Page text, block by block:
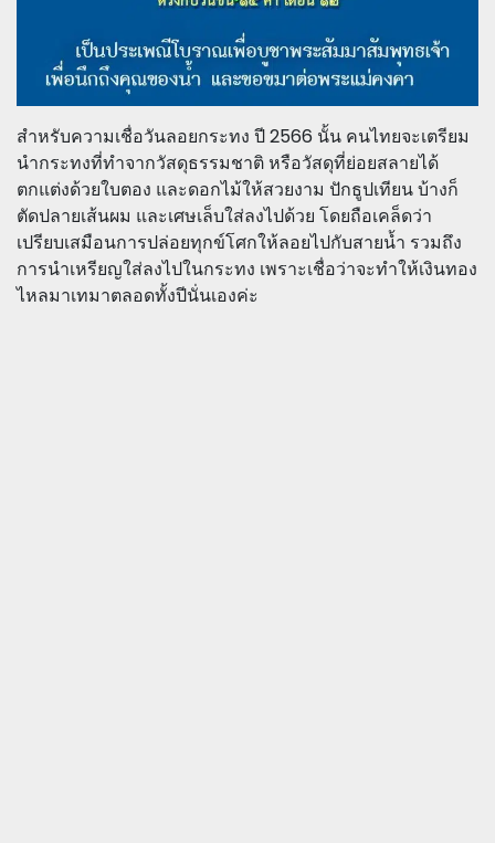
สำหรับความเชื่อวันลอยกระทง ปี 2566 นั้น คนไทยจะเตรียม
นำกระทงที่ทำจากวัสดุธรรมชาติ หรือวัสดุที่ย่อยสลายได้
ตกแต่งด้วยใบตอง และดอกไม้ให้สวยงาม ปักธูปเทียน บ้างก็
ตัดปลายเส้นผม และเศษเล็บใส่ลงไปด้วย โดยถือเคล็ดว่า
เปรียบเสมือนการปล่อยทุกข์โศกให้ลอยไปกับสายน้ำ รวมถึง
การนำเหรียญใส่ลงไปในกระทง เพราะเชื่อว่าจะทำให้เงินทอง
ไหลมาเทมาตลอดทั้งปีนั่นเองค่ะ